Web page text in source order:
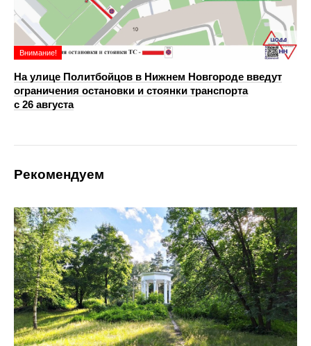
Внимание!
На улице Политбойцов в Нижнем Новгороде введут
ограничения остановки и стоянки транспорта
с 26 августа
Рекомендуем